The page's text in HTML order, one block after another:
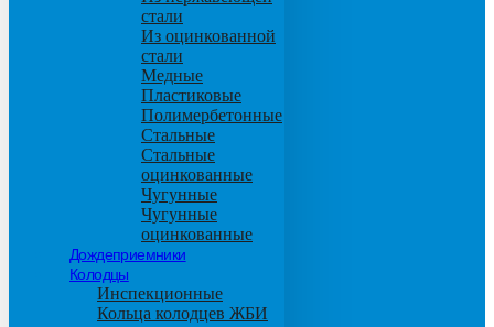
стали
Из оцинкованной
стали
Медные
Пластиковые
Полимербетонные
Стальные
Стальные
оцинкованные
Чугунные
Чугунные
оцинкованные
Дождеприемники
Колодцы
Инспекционные
Кольца колодцев ЖБИ